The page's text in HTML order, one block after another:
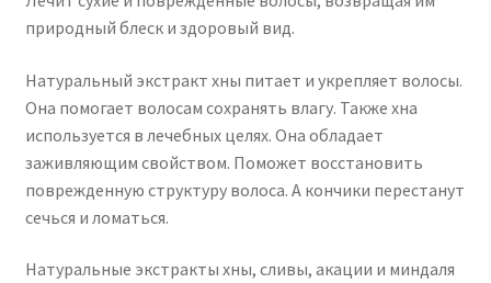
природный блеск и здоровый вид.
Натуральный экстракт хны питает и укрепляет волосы.
Она помогает волосам сохранять влагу. Также хна
используется в лечебных целях. Она обладает
заживляющим свойством. Поможет восстановить
поврежденную структуру волоса. А кончики перестанут
сечься и ломаться.
Натуральные экстракты хны, сливы, акации и миндаля